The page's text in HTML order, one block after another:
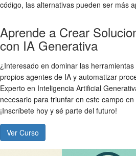
código, las alternativas pueden ser más
Aprende a Crear
con IA Generativa
¿Interesado en dominar las
propios agentes de IA y automatizar
Experto en Inteligencia Artificial
necesario para triunfar en este campo
¡Inscríbete hoy y sé parte del futuro!
Ver Curso